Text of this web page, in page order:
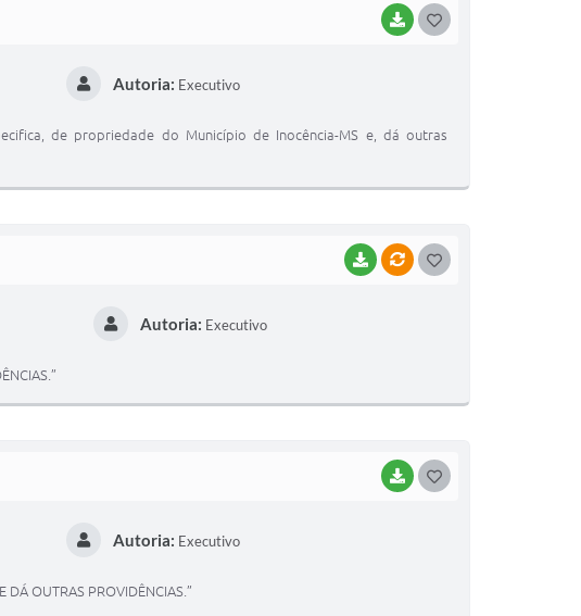
BAIXAR
I
Autoria: Executivo
de propriedade do Município de Inocência-MS e, dá outras
BAIXARVÍNCULOS
Autoria: Executivo
BAIXAR
Autoria: Executivo
DÁ OUTRAS PROVIDÊNCIAS.”